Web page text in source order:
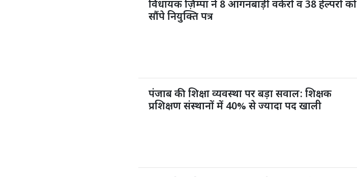
विधायक ज़िम्पा ने 8 आंगनबाड़ी वर्करों व 38 हेल्परों को
सौंपे नियुक्ति पत्र
पंजाब की शिक्षा व्यवस्था पर बड़ा सवाल: शिक्षक
प्रशिक्षण संस्थानों में 40% से ज्यादा पद खाली